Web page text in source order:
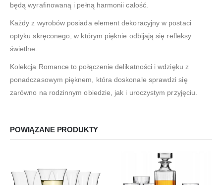
będą wyrafinowaną i pełną harmonii całość.
Każdy z wyrobów posiada element dekoracyjny w postaci
optyku skręconego, w którym pięknie odbijają się refleksy
świetlne.
Kolekcja Romance to połączenie delikatności i wdzięku z
ponadczasowym pięknem, która doskonale sprawdzi się
zarówno na rodzinnym obiedzie, jak i uroczystym przyjęciu.
POWIĄZANE PRODUKTY